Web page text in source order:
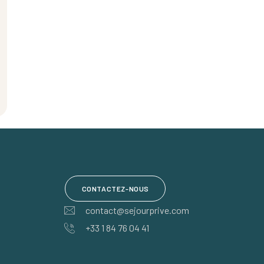
CONTACTEZ-NOUS
contact@sejourprive.com
+33 1 84 76 04 41